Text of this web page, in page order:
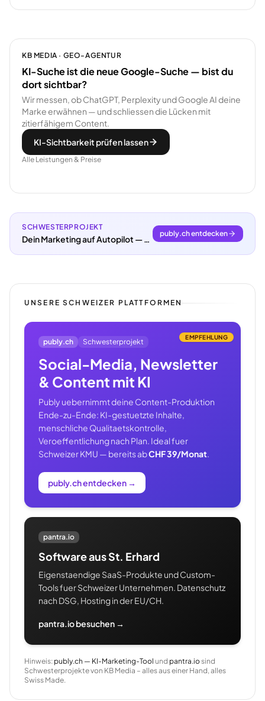
KB MEDIA · GEO-AGENTUR
KI-Suche ist die neue Google-Suche — bist du
dort sichtbar?
Wir messen, ob ChatGPT, Perplexity und Google AI deine
Marke erwähnen — und schliessen die Lücken mit
zitierfähigem Content.
KI-Sichtbarkeit prüfen lassen
Alle Leistungen & Preise
SCHWESTERPROJEKT
Dein Marketing auf Autopilot — mit KI und publy.ch
publy.ch entdecken
UNSERE SCHWEIZER PLATTFORMEN
EMPFEHLUNG
publy.ch Schwesterprojekt
Social-Media, Newsletter
& Content mit KI
Publy uebernimmt deine Content-Produktion
Ende-zu-Ende: KI-gestuetzte Inhalte,
menschliche Qualitaetskontrolle,
Veroeffentlichung nach Plan. Ideal fuer
Schweizer KMU — bereits abCHF 39/Monat.
publy.ch entdecken →
pantra.io
Software aus St. Erhard
Eigenstaendige SaaS-Produkte und Custom-
Tools fuer Schweizer Unternehmen. Datenschutz
nach DSG, Hosting in der EU/CH.
pantra.io besuchen →
Hinweis: publy.ch — KI-Marketing-Tool und pantra.iosind
Schwesterprojekte von KB Media – alles aus einer Hand, alles
Swiss Made.